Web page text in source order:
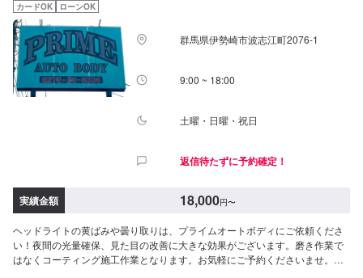
カードOK ローンOK
群馬県伊勢崎市波志江町2076-1
9:00 ~ 18:00
土曜・日曜・祝日
返信待たずに予約確定！
実績金額 18,000円〜
ヘッドライトの黄ばみや曇り取りは、プライムオートボディにご依頼くださ
い！夜間の光量確保、見た目の改善に大きな効果がございます。磨き作業で
はなくコーティング施工作業となります。お気軽にご予約くださいませ。最